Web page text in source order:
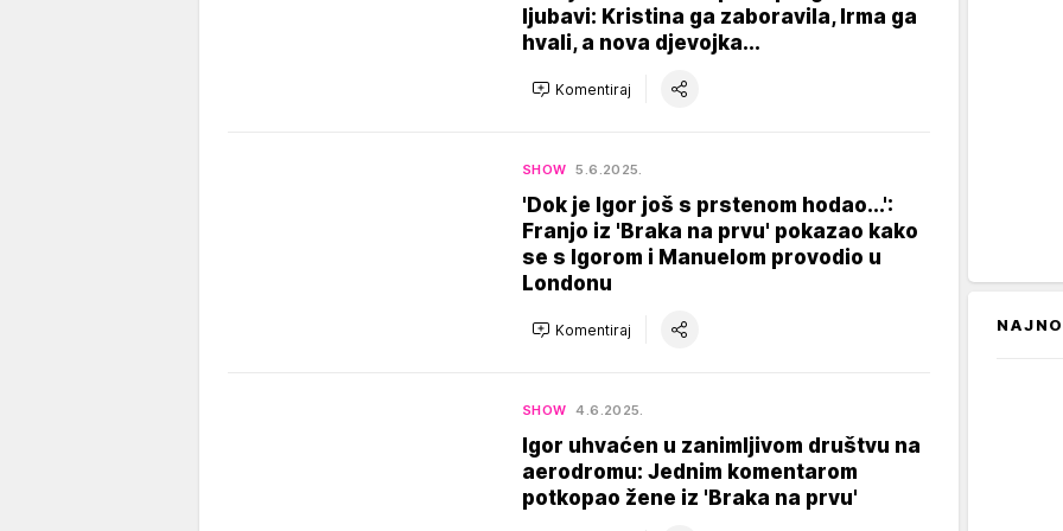
ljubavi: Kristina ga zaboravila, Irma ga
hvali, a nova djevojka...
Komentiraj
SHOW 5.6.2025.
'Dok je Igor još s prstenom hodao...':
Franjo iz 'Braka na prvu' pokazao kako
se s Igorom i Manuelom provodio u
Londonu
Komentiraj
SHOW 4.6.2025.
Igor uhvaćen u zanimljivom društvu na
aerodromu: Jednim komentarom
potkopao žene iz 'Braka na prvu'